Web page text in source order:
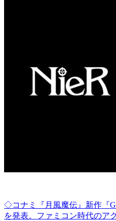
◇コナミ『月風魔伝』新作『
を発表。ファミコン時代のア